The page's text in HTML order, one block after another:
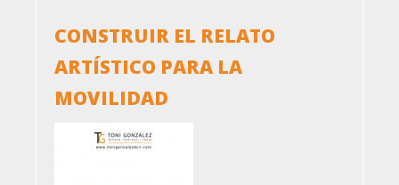
CONSTRUIR EL RELATO
ARTÍSTICO PARA LA
MOVILIDAD